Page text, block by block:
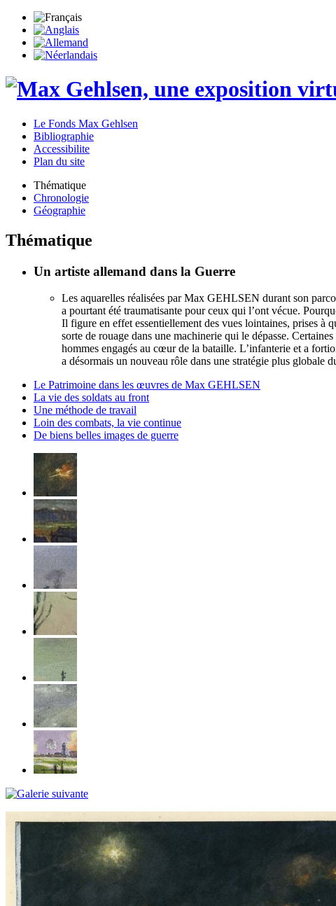
Le Fonds Max Gehlsen
Bibliographie
Accessibilite
Plan du site
Thématique
Chronologie
Géographie
Thématique
Un artiste allemand dans la Guerre
Les aquarelles réalisées par Max GEHLSEN durant son
a pourtant été traumatisante pour ceux qui l’ont vécue.
Il figure en effet essentiellement des vues lointaines, prises à
sorte de rouage dans une machinerie qui le dépasse.
hommes engagés au cœur de la bataille. L’infanterie et a
a désormais un nouveau rôle dans une stratégie plus globale
Le Patrimoine dans les œuvres de Max GEHLSEN
La vie des soldats au front
Une méthode de travail
Loin des combats, la vie continue
De biens belles images de guerre